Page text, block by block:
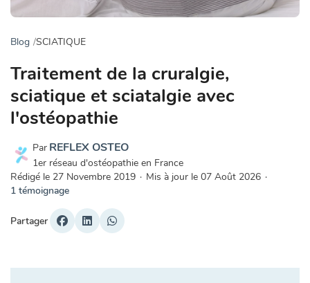
Blog SCIATIQUE
Traitement de la cruralgie,
sciatique et sciatalgie avec
l'ostéopathie
Par REFLEX OSTEO
1er réseau d'ostéopathie en France
Rédigé le 27 Novembre 2019 · Mis à jour le 07 Août 2026 ·
1 témoignage
Partager